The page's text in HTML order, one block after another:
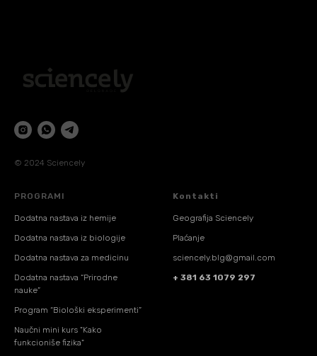
© 2024 Sciencely
PROGRAMI
Dodatna nastava iz hemije
Dodatna nastava iz biologije
Dodatna nastava za medicinu
Dodatna nastava “Prirodne
nauke”
Program “Biološki eksperimenti”
Naučni mini kurs "Kako
funkcioniše fizika"
Kontakti
Geografija Sciencely
Plaćanje
sciencely.blg@gmail.com
+ 381 63 1079 297